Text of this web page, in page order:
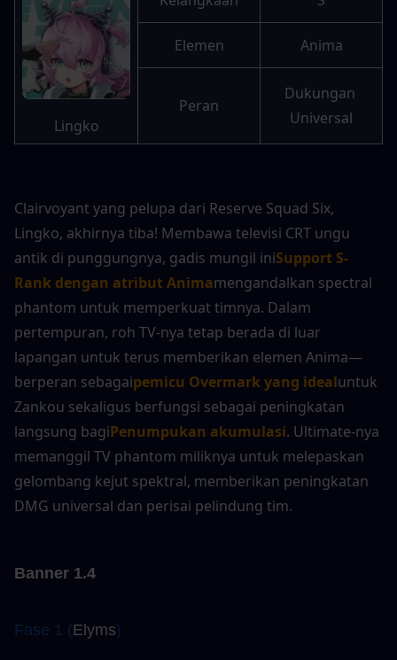
Lingko
Elemen Anima
Peran
Dukungan
Universal
Clairvoyant yang pelupa dari Reserve Squad Six,
Lingko, akhirnya tiba! Membawa televisi CRT ungu
antik di punggungnya, gadis mungil iniSupport S-
Rank dengan atribut Animamengandalkan spectral
phantom untuk memperkuat timnya. Dalam
pertempuran, roh TV-nya tetap berada di luar
lapangan untuk terus memberikan elemen Anima—
berperan sebagaipemicu Overmark yang idealuntuk
Zankou sekaligus berfungsi sebagai peningkatan
langsung bagiPenumpukan akumulasi. Ultimate-nya
memanggil TV phantom miliknya untuk melepaskan
gelombang kejut spektral, memberikan peningkatan
DMG universal dan perisai pelindung tim.
Banner 1.4
Fase 1 (Elyms)